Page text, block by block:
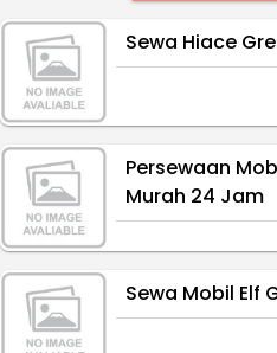
Sewa Hiace
Persewaan
Murah 24 Jam
Sewa Mobil Elf